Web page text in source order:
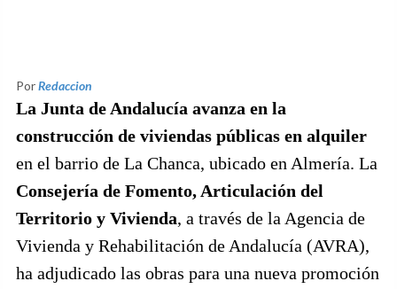
PorRedaccion
La Junta de Andalucía avanza en la
construcción de viviendas públicas en alquiler
en el barrio de La Chanca, ubicado en Almería. La
Consejería de Fomento, Articulación del
Territorio y Vivienda, a través de la Agencia de
Vivienda y Rehabilitación de Andalucía (AVRA),
ha adjudicado las obras para una nueva promoción